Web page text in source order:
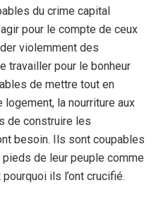
du crime capital
pour le compte de ceux
violemment des
travailler pour le bonheur
de mettre tout en
la nourriture aux
de construire les
besoin. Ils sont coupables
de leur peuple comme
ils l’ont crucifié.